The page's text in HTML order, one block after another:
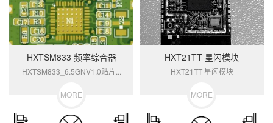
HXTSM833 频率综合器
HXTSM833_6.5GNV1.0贴片...
MORE
HXT21TT 星闪模块
HXT21TT 星闪模块
MORE